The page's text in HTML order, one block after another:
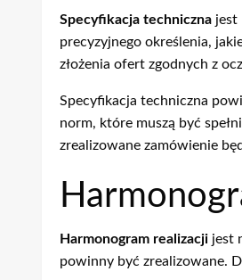
Specyfikacja techniczna jest
precyzyjnego określenia,
złożenia ofert zgodnych z
Specyfikacja techniczna
norm, które muszą być
zrealizowane zamówienie
Harmonogram realizacji jest
powinny być zrealizowane.